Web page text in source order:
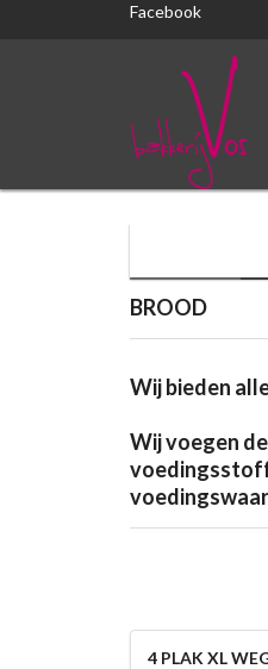
Facebook
BROOD
Wij bieden
Wij voegen
4 PLAK XL